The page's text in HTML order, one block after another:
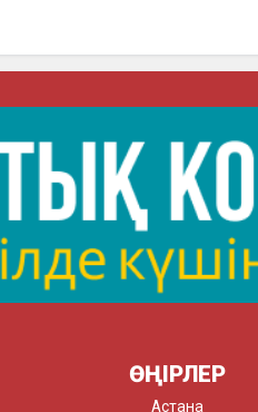
ӨҢІРЛЕР
Астана